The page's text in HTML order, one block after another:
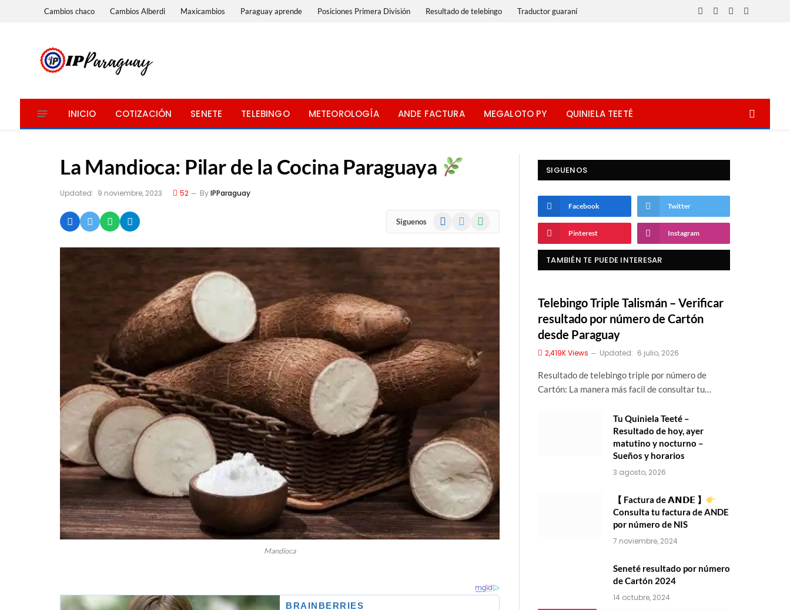
Cambios chaco Cambios Alberdi Maxicambios Paraguay aprende Posiciones Primera División Resultado de telebingo Traductor guaraní
Facebook
X
InstagramWhatsApp
INICIO COTIZACIÓN SENETE TELEBINGO METEOROLOGÍA ANDE FACTURA MEGALOTO PY QUINIELA TEETÉ
La Mandioca: Pilar de la Cocina Paraguaya
Updated: 9 noviembre, 2023 52 ByIPParaguay
Siguenos Facebook WhatsApp
Mandioca
SIGUENOS
Facebook Twitter
Pinterest Instagram
TAMBIÉN TE PUEDE INTERESAR
Telebingo Triple Talismán – Verificar
resultado por número de Cartón
desde Paraguay
2,419KViews Updated: 6 julio, 2026
Resultado de telebingo triple por número de
Cartón: La manera más facil de consultar tu…
Tu Quiniela Teeté –
Resultado de hoy, ayer
matutino y nocturno –
Sueños y horarios
3 agosto, 2026
【 Factura de 𝗔𝗡𝗗𝗘 】
Consulta tu factura de ANDE
por número de NIS
7 noviembre, 2024
Seneté resultado por número
de Cartón 2024
14 octubre, 2024